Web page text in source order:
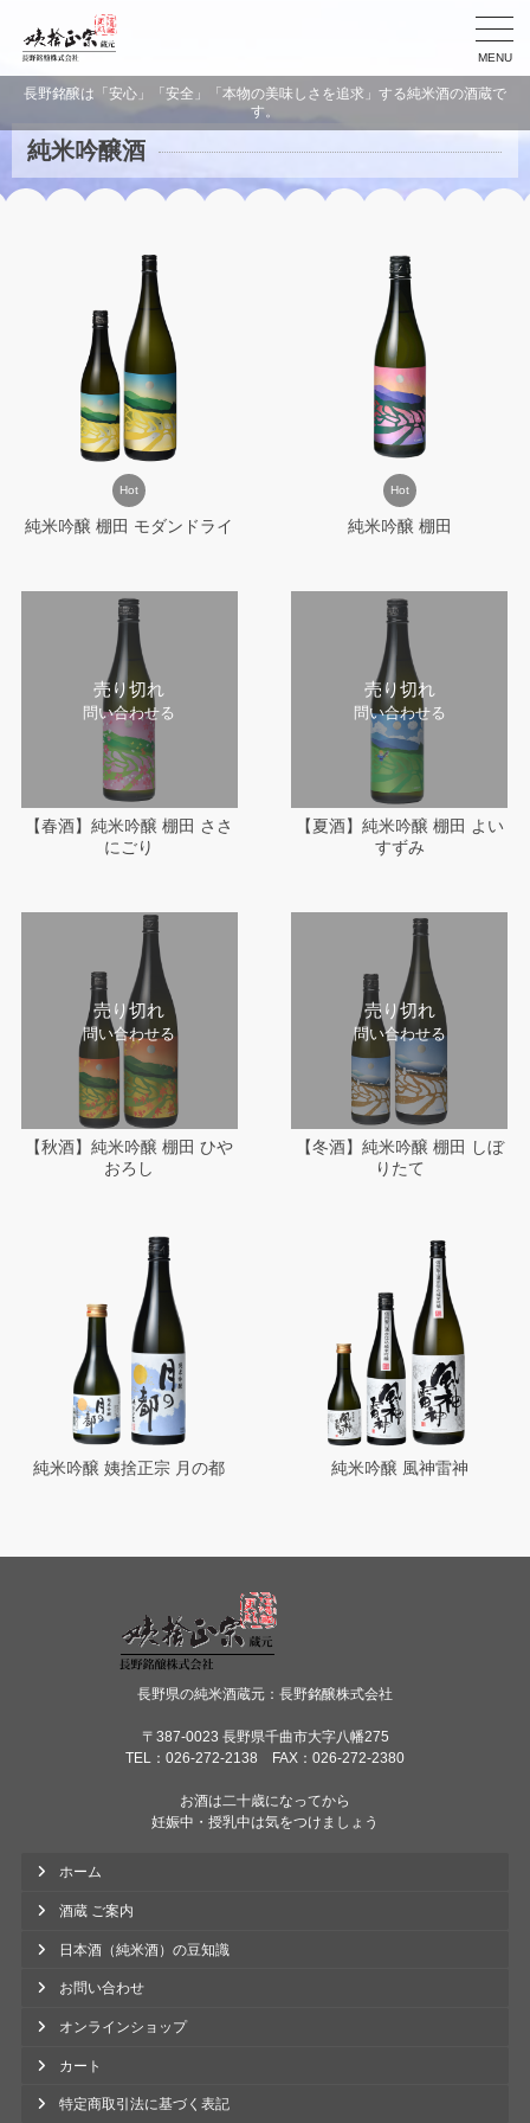
MENU
長野銘醸は「安心」「安全」「本物の美味しさを追求」する純米酒の酒蔵で
す。
純米吟醸酒
Hot
純米吟醸 棚田 モダンドライ
Hot
純米吟醸 棚田
売り切れ
問い合わせる
【春酒】純米吟醸 棚田 ささ
にごり
売り切れ
問い合わせる
【夏酒】純米吟醸 棚田 よい
すずみ
売り切れ
問い合わせる
【秋酒】純米吟醸 棚田 ひや
おろし
売り切れ
問い合わせる
【冬酒】純米吟醸 棚田 しぼ
りたて
純米吟醸 姨捨正宗 月の都 純米吟醸 風神雷神
長野県の純米酒蔵元：長野銘醸株式会社
〒387-0023 長野県千曲市大字八幡275
TEL：026-272-2138 FAX：026-272-2380
お酒は二十歳になってから
妊娠中・授乳中は気をつけましょう
ホーム
酒蔵 ご案内
日本酒（純米酒）の豆知識
お問い合わせ
オンラインショップ
カート
特定商取引法に基づく表記